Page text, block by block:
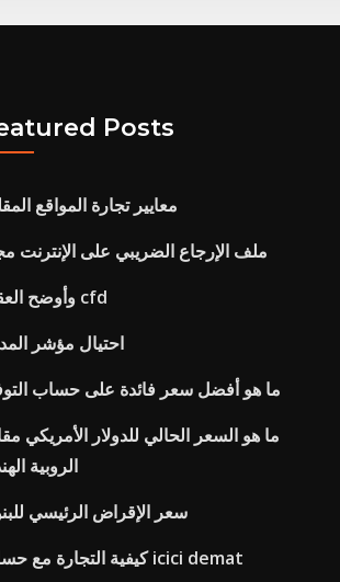
Posts
معايير تجارة المواقع
ملف الإرجاع الضريبي على الإنترنت
وأوضح العقود cfd
احتيال مؤشر
ما هو أفضل سعر فائدة على حساب
ما هو السعر الحالي للدولار الأمريكي
الروبية
سعر الإقراض الرئيسي
كيفية التجارة مع حساب icici demat